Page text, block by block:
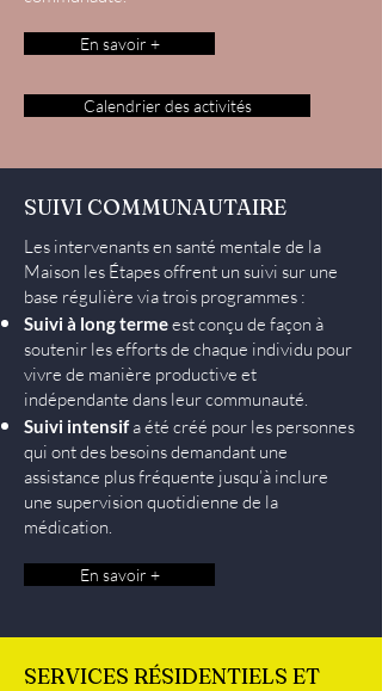
En savoir +
Calendrier des activités
SUIVI COMMUNAUTAIRE
Les intervenants en santé mentale de la
Maison les Étapes offrent un suivi sur une
base régulière via trois programmes :
Suivi à long termeest conçu de façon à
soutenir les efforts de chaque individu pour
vivre de manière productive et
indépendante dans leur communauté.
Suivi intensifa été créé pour les personnes
qui ont des besoins demandant une
assistance plus fréquente jusqu’à inclure
une supervision quotidienne de la
médication.
En savoir +
SERVICES RÉSIDENTIELS ET